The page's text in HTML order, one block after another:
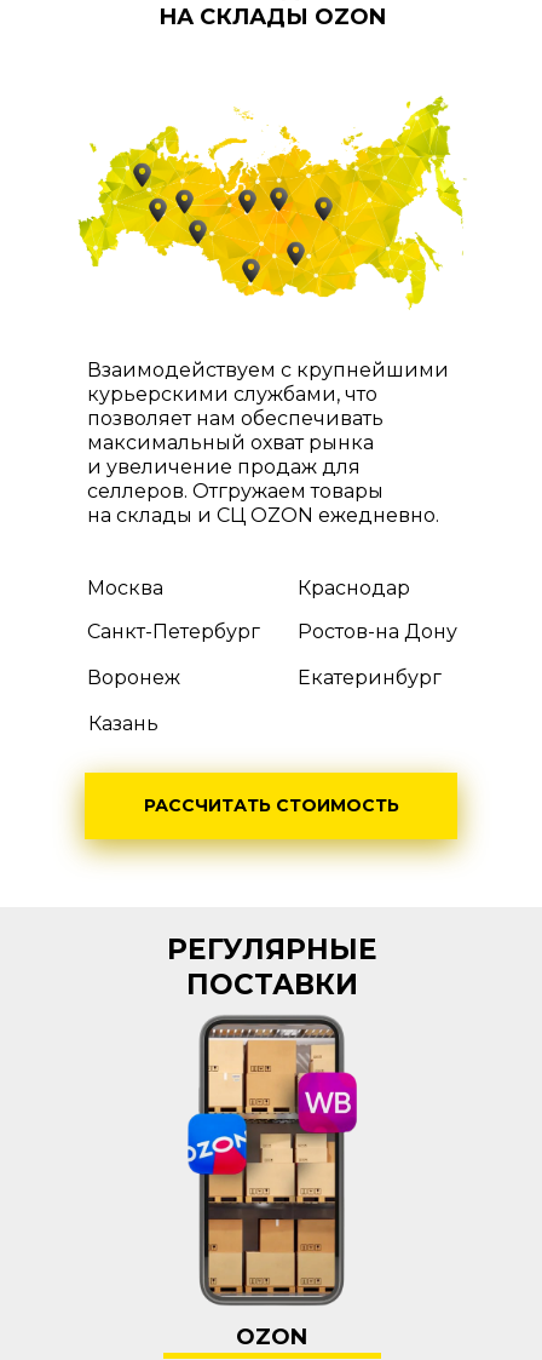
НА СКЛАДЫ OZON
Санкт-Петербург
РАССЧИТАТЬ СТОИМОСТЬ
Москва
Воронеж
Краснодар
Ростов-на Дону
Казань
Екатеринбург
Взаимодействуем с крупнейшими
курьерскими службами, что
позволяет нам обеспечивать
максимальный охват рынка
и увеличение продаж для
селлеров. Отгружаем товары
на склады и СЦ OZON ежедневно.
РЕГУЛЯРНЫЕ
ПОСТАВКИ
OZON